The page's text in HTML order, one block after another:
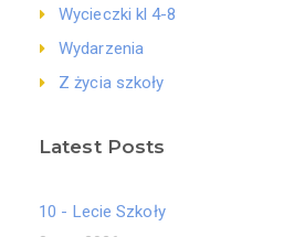
Wycieczki kl 4-8
Wydarzenia
Z życia szkoły
Latest Posts
10 - Lecie Szkoły